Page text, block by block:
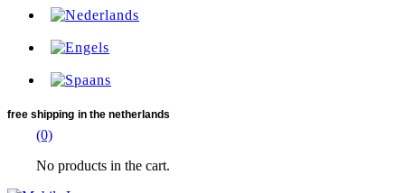
free shipping in the netherlands
(0)
No products in the cart.